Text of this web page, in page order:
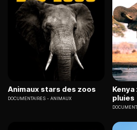
Animaux stars des zoos
DOCUMENTAIRES ANIMAUX
pluies